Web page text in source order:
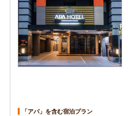
「アパ」を含む宿泊プラン